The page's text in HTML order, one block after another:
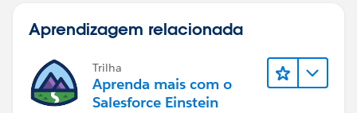
Aprendizagem relacionada
Trilha
Aprenda mais com o
Salesforce Einstein